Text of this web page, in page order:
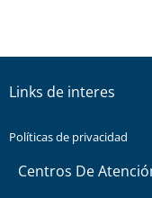
Links de interes
Políticas de privacidad
Centros De